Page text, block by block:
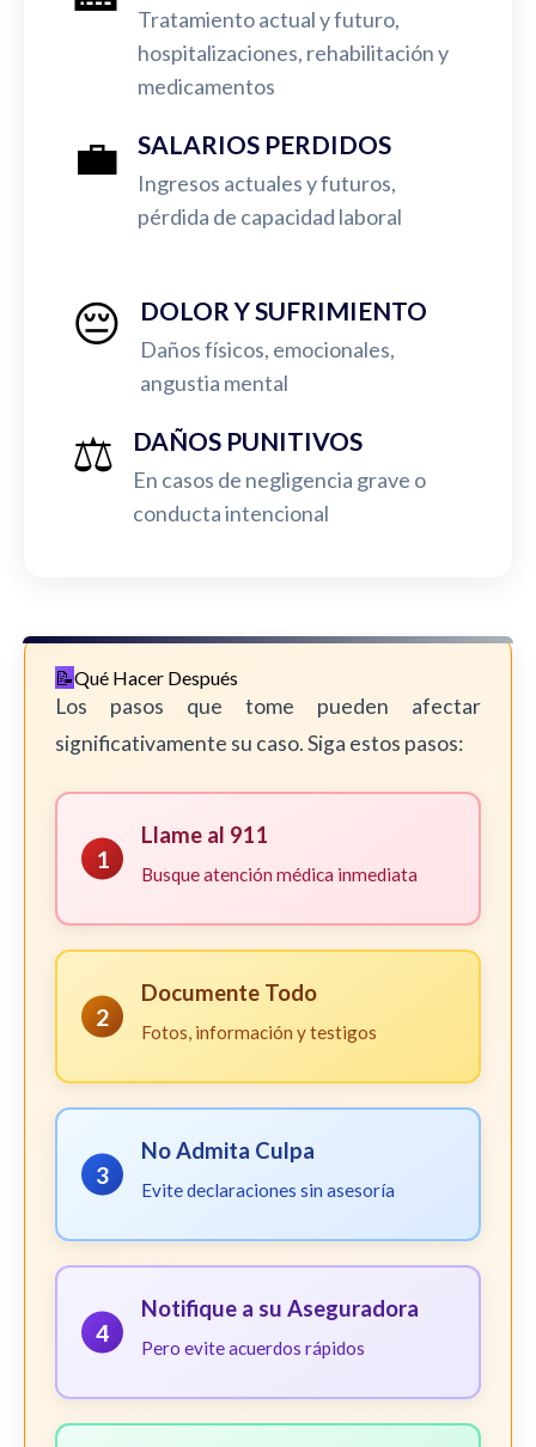
Tratamiento actual y futuro,
hospitalizaciones, rehabilitación y
medicamentos
💼 SALARIOS PERDIDOS
Ingresos actuales y futuros,
pérdida de capacidad laboral
😔 DOLOR Y SUFRIMIENTO
Daños físicos, emocionales,
angustia mental
⚖️ DAÑOS PUNITIVOS
En casos de negligencia grave o
conducta intencional
Qué Hacer Después
Los pasos que tome pueden afectar
significativamente su caso. Siga estos pasos:
1
Llame al 911
Busque atención médica inmediata
2
Documente Todo
Fotos, información y testigos
3
No Admita Culpa
Evite declaraciones sin asesoría
4
Notifique a su Aseguradora
Pero evite acuerdos rápidos